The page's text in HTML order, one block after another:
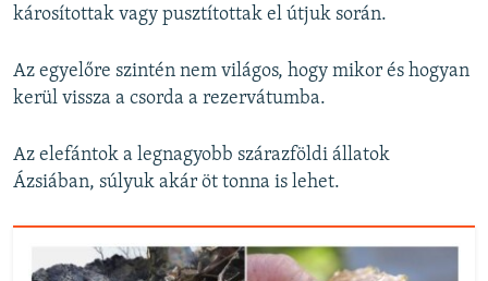
károsítottak vagy pusztítottak el útjuk során.
Az egyelőre szintén nem világos, hogy mikor és hogyan
kerül vissza a csorda a rezervátumba.
Az elefántok a legnagyobb szárazföldi állatok
Ázsiában, súlyuk akár öt tonna is lehet.